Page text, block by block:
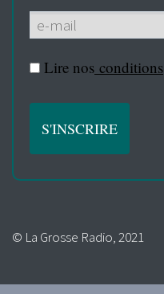
Lire nos conditions
© La Grosse Radio, 2021